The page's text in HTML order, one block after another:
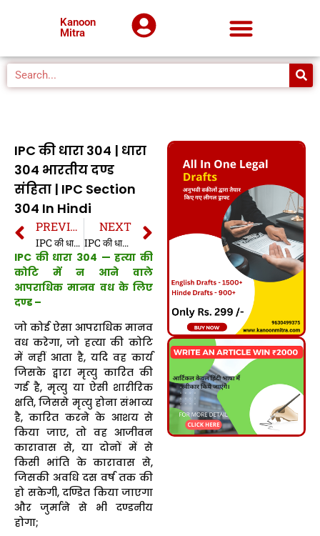
Kanoon
Mitra
IPC की धारा 304 | धारा
304 भारतीय दण्ड
संहिता | IPC Section
304 In Hindi
PREVIOUS
IPC की धारा 303 | धारा 303 भारतीय दण्ड संहिता | IPC Section 303 In Hindi
NEXT
IPC की धारा 304A | धारा 304A भारतीय दण्ड संहिता | IPC Section 304A In Hindi
IPC की धारा 304 — हत्या की
कोटि में न आने वाले
आपराधिक मानव वध के लिए
दण्ड –
जो कोई ऐसा आपराधिक मानव
वध करेगा, जो हत्या की कोटि
में नहीं आता है, यदि वह कार्य
जिसके द्वारा मृत्यु कारित की
गई है, मृत्यु या ऐसी शारीरिक
क्षति, जिससे मृत्यु होना संभाव्य
है, कारित करने के आशय से
किया जाए, तो वह आजीवन
कारावास से, या दोनों में से
किसी भांति के कारावास से,
जिसकी अवधि दस वर्ष तक की
हो सकेगी, दण्डित किया जाएगा
और जुर्माने से भी दण्डनीय
होगा;